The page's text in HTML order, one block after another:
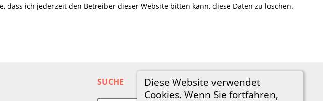
Diese Website verwendet
Cookies. Wenn Sie fortfahren,
ich jederzeit den Betreiber dieser Website bitten kann, diese Daten zu löschen.
SUCHE